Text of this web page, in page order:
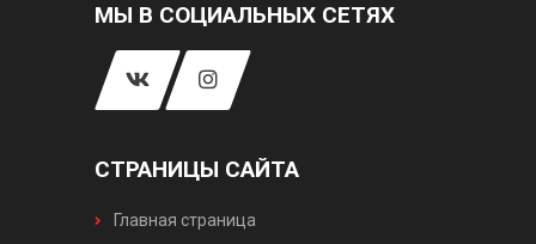
МЫ В СОЦИАЛЬНЫХ СЕТЯХ
СТРАНИЦЫ САЙТА
Главная страница